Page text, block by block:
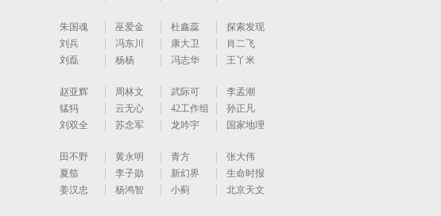
朱国魂 巫爱金 杜鑫蕊
探索发现
刘兵
冯东川 康大卫
肖二飞
刘磊
杨杨 冯志华 王丫米
赵亚辉 周林文 武际可
李孟潮
猛犸
云无心 42工作组
孙正凡
刘双全
苏念军 龙吟宇 国家地理
田不野 黄永明 青方
张大伟
夏笳
李子勋 新幻界
生命时报
姜汉忠
杨鸿智 小蓟 北京天文